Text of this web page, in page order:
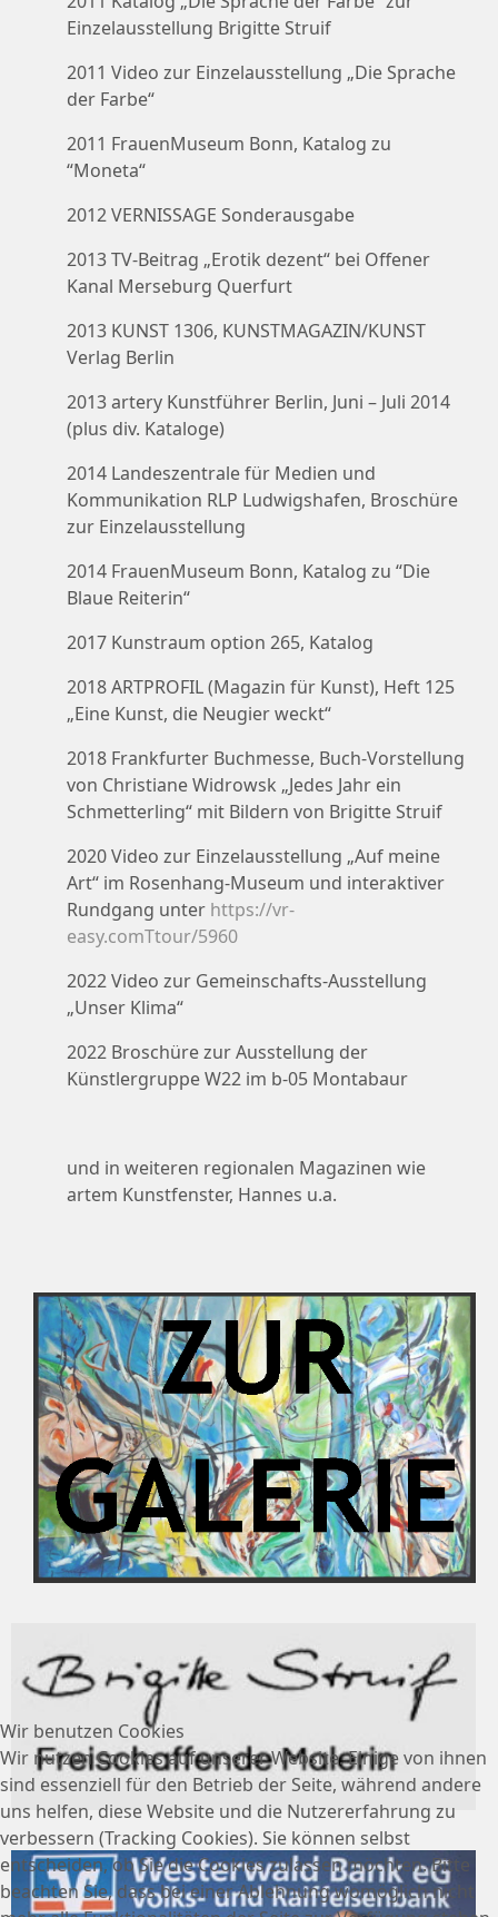
Einzelausstellung Brigitte Struif
2011 Video zur Einzelausstellung „Die Sprache
der Farbe“
2011 FrauenMuseum Bonn, Katalog zu
“Moneta“
2012 VERNISSAGE Sonderausgabe
2013 TV-Beitrag „Erotik dezent“ bei Offener
Kanal Merseburg Querfurt
2013 KUNST 1306, KUNSTMAGAZIN/KUNST
Verlag Berlin
2013 artery Kunstführer Berlin, Juni – Juli 2014
(plus div. Kataloge)
2014 Landeszentrale für Medien und
Kommunikation RLP Ludwigshafen, Broschüre
zur Einzelausstellung
2014 FrauenMuseum Bonn, Katalog zu “Die
Blaue Reiterin“
2017 Kunstraum option 265, Katalog
2018 ARTPROFIL (Magazin für Kunst), Heft 125
„Eine Kunst, die Neugier weckt“
2018 Frankfurter Buchmesse, Buch-Vorstellung
von Christiane Widrowsk „Jedes Jahr ein
Schmetterling“ mit Bildern von Brigitte Struif
2020 Video zur Einzelausstellung „Auf meine
Art“ im Rosenhang-Museum und interaktiver
Rundgang unter https://vr-
easy.comTtour/5960
2022 Video zur Gemeinschafts-Ausstellung
„Unser Klima“
2022 Broschüre zur Ausstellung der
Künstlergruppe W22 im b-05 Montabaur
und in weiteren regionalen Magazinen wie
artem Kunstfenster, Hannes u.a.
Wir benutzen Cookies
Wir nutzen Cookies auf unserer Website. Einige von ihnen
sind essenziell für den Betrieb der Seite, während andere
uns helfen, diese Website und die Nutzererfahrung zu
verbessern (Tracking Cookies). Sie können selbst
entscheiden, ob Sie die Cookies zulassen möchten. Bitte
beachten Sie, dass bei einer Ablehnung womöglich nicht